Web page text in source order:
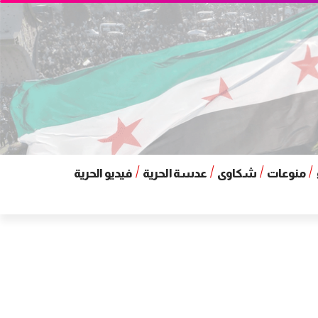
منوعات شكاوى عدسة الحرية فيديو الحرية